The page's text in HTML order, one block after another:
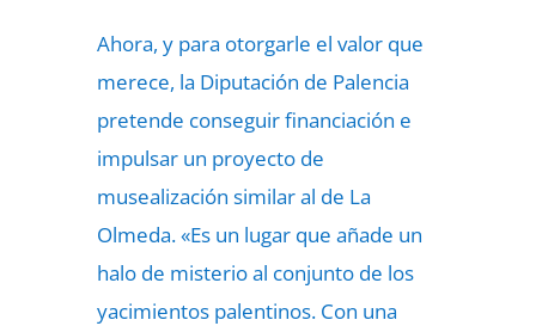
Ahora, y para otorgarle el valor que
merece, la Diputación de Palencia
pretende conseguir financiación e
impulsar un proyecto de
musealización similar al de La
Olmeda. «Es un lugar que añade un
halo de misterio al conjunto de los
yacimientos palentinos. Con una